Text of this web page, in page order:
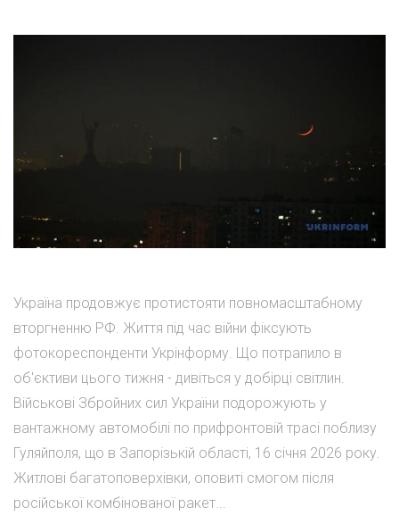
Україна продовжує протистояти повномасштабному
вторгненню РФ. Життя під час війни фіксують
фотокореспонденти Укрінформу. Що потрапило в
об'єктиви цього тижня - дивіться у добірці світлин.
Військові Збройних сил України подорожують у
вантажному автомобілі по прифронтовій трасі поблизу
Гуляйполя, що в Запорізькій області, 16 січня 2026 року.
Житлові багатоповерхівки, оповиті смогом після
російської комбінованої ракет...